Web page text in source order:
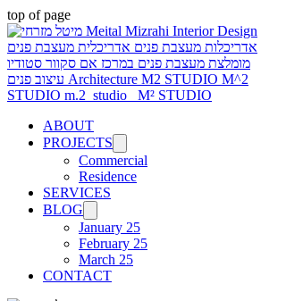
top of page
ABOUT
PROJECTS
Commercial
Residence
SERVICES
BLOG
January 25
February 25
March 25
CONTACT